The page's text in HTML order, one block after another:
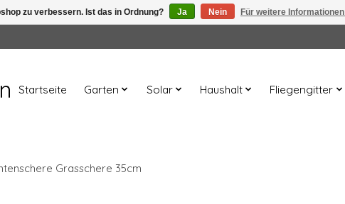
Startseite Garten Solar Haushalt Fliegengitter
Grasschere 35cm
zu verbessern. Ist das in Ordnung? Ja Nein Für weitere